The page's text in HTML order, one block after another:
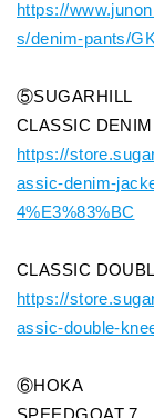
https://
s/denim-pants/
⑤SUGARHILL
CLASSIC
https://
assic-denim-
4%E3%83%BC
CLASSIC
https://
assic-double-
⑥HOKA